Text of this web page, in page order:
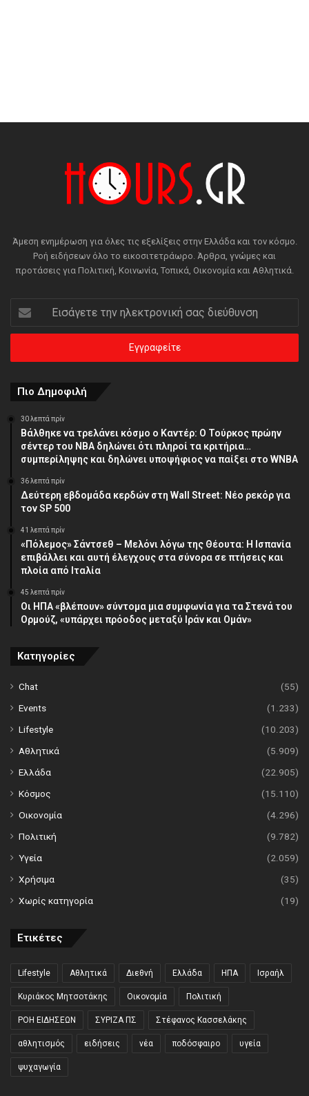
Άμεση ενημέρωση για όλες τις εξελίξεις στην Ελλάδα και τον κόσμο.
Ροή ειδήσεων όλο το εικοσιτετράωρο. Άρθρα, γνώμες και
προτάσεις για Πολιτική, Κοινωνία, Τοπικά, Οικονομία και Αθλητικά.
Εισάγετε
την
ηλεκτρονική
διεύθυνση
Πιο Δημοφιλή
30 λεπτά πρίν
Βάλθηκε να τρελάνει κόσμο ο Καντέρ: Ο Τούρκος πρώην
σέντερ του NBA δηλώνει ότι πληροί τα κριτήρια…
συμπερίληψης και δηλώνει υποψήφιος να παίξει στο WNBA
36 λεπτά πρίν
Δεύτερη εβδομάδα κερδών στη Wall Street: Νέο ρεκόρ για
τον SP 500
41 λεπτά πρίν
«Πόλεμος» Σάντσεθ – Μελόνι λόγω της Θέουτα: Η Ισπανία
επιβάλλει και αυτή έλεγχους στα σύνορα σε πτήσεις και
πλοία από Ιταλία
45 λεπτά πρίν
Οι ΗΠΑ «βλέπουν» σύντομα μια συμφωνία για τα Στενά του
Ορμούζ, «υπάρχει πρόοδος μεταξύ Ιράν και Ομάν»
Κατηγορίες
Chat
(55)
Events
(1.233)
Lifestyle
(10.203)
Αθλητικά
(5.909)
Ελλάδα
(22.905)
Κόσμος
(15.110)
Οικονομία
(4.296)
Πολιτική
(9.782)
Υγεία
(2.059)
Χρήσιμα
(35)
Χωρίς κατηγορία
(19)
Ετικέτες
Lifestyle Αθλητικά Διεθνή Ελλάδα ΗΠΑ Ισραήλ
Κυριάκος Μητσοτάκης Οικονομία Πολιτική
ΡΟΗ ΕΙΔΗΣΕΩΝ ΣΥΡΙΖΑ ΠΣ Στέφανος Κασσελάκης
αθλητισμός ειδήσεις νέα ποδόσφαιρο υγεία
ψυχαγωγία